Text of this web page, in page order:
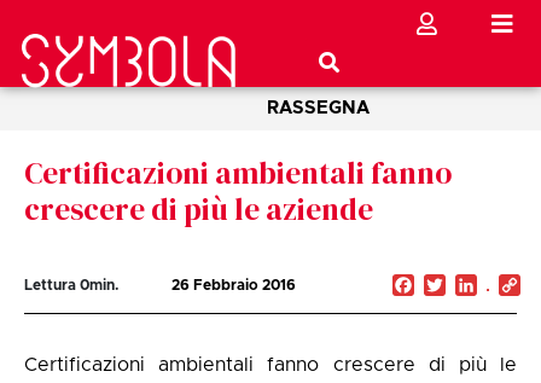
RASSEGNA
Certificazioni ambientali fanno
crescere di più le aziende
Lettura 0min. 26 Febbraio 2016 Facebook
Twitter
Certificazioni ambientali fanno crescere di più le